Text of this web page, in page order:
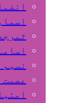
نسیم